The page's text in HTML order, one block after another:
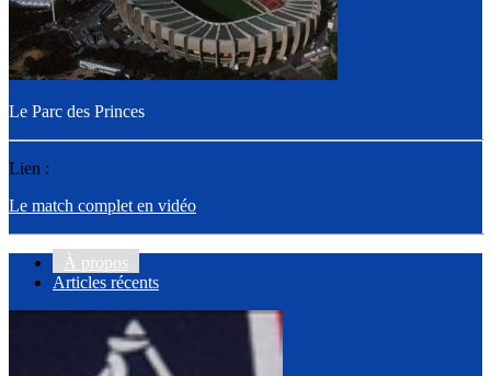
Le Parc des Princes
Lien :
Le match complet en vidéo
À propos
Articles récents